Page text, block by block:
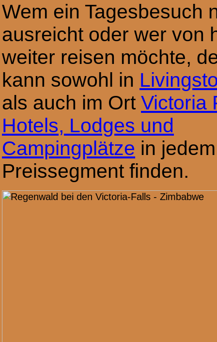
Wem ein Tagesbesuch
ausreicht oder wer von
weiter reisen möchte,
kann sowohl in
als auch im Ort Victoria
Hotels, Lodges und
Campingplätze in jedem
Preissegment finden.